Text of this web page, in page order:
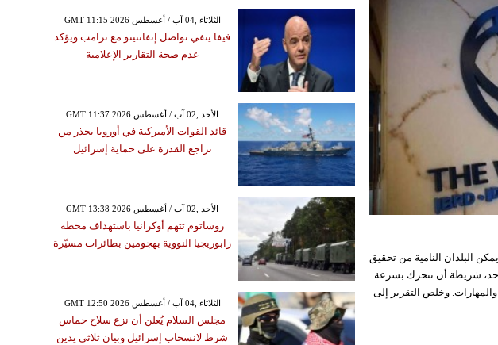
البلدان النامية من تحقيق
شريطة أن تتحرك بسرعة
وخلص التقرير إلى
GMT 11:15 2026 الثلاثاء ,04 آب / أغسطس
فيفا ينفي تواصل إنفانتينو مع ترامب ويؤكد
عدم صحة التقارير الإعلامية
GMT 11:37 2026 الأحد ,02 آب / أغسطس
قائد القوات الأميركية في أوروبا يحذر من
تراجع القدرة على حماية إسرائيل
GMT 13:38 2026 الأحد ,02 آب / أغسطس
روساتوم تتهم أوكرانيا باستهداف محطة
زابوريجيا النووية بهجومين بطائرات مسيّرة
GMT 12:50 2026 الثلاثاء ,04 آب / أغسطس
مجلس السلام يُعلن أن نزع سلاح حماس
شرط لانسحاب إسرائيل وبيان ثلاثي يدين